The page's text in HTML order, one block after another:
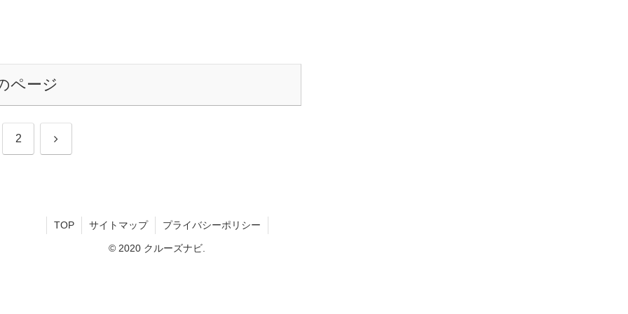
ページ
2 次
TOP サイトマップ プライバシーポリシー
© 2020 クルーズナビ.